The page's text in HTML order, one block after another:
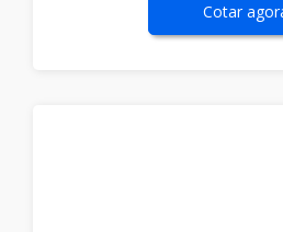
Cotar